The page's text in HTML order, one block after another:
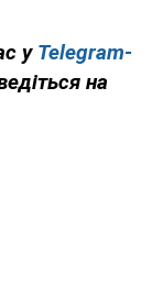
у Telegram-
на